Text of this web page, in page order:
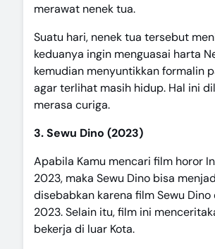
merawat nenek tua.
Suatu hari, nenek tua tersebut
keduanya ingin menguasai harta
kemudian menyuntikkan formalin
agar terlihat masih hidup. Hal ini
merasa curiga.
3. Sewu Dino (2023)
Apabila Kamu mencari film horor
2023, maka Sewu Dino bisa
disebabkan karena film Sewu
2023. Selain itu, film ini
bekerja di luar Kota.